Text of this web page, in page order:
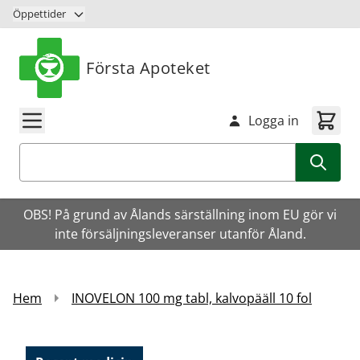
Hoppa till innehåll
Öppettider
Första Apoteket
Logga in
OBS! På grund av Ålands särställning inom EU gör vi
inte försäljningsleveranser utanför Åland.
Hem INOVELON 100 mg tabl, kalvopääll 10 fol